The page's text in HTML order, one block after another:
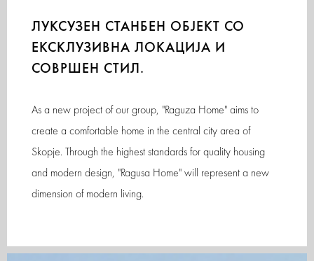
ЛУКСУЗЕН СТАНБЕН ОБЈЕКТ СО
ЕКСКЛУЗИВНА ЛОКАЦИЈА И
СОВРШЕН СТИЛ.
As a new project of our group, "Raguza Home" aims to
create a comfortable home in the central city area of
Skopje. Through the highest standards for quality housing
and modern design, "Ragusa Home" will represent a new
dimension of modern living.